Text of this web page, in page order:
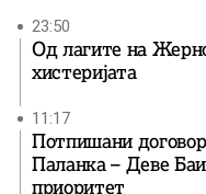
23:50
Од лагите на
хистеријата
11:17
Потпишани
Паланка – Деве
приоритет